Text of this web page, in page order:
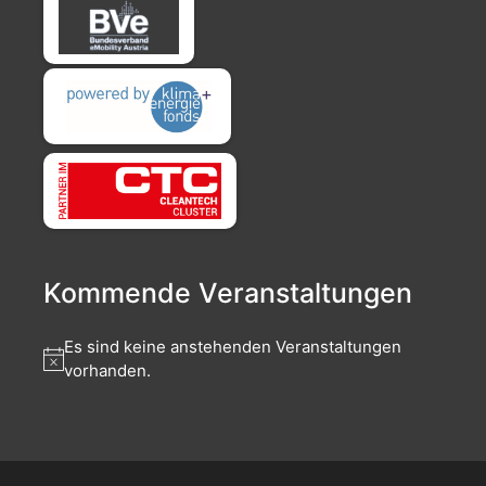
Kommende Veranstaltungen
Es sind keine anstehenden Veranstaltungen
vorhanden.